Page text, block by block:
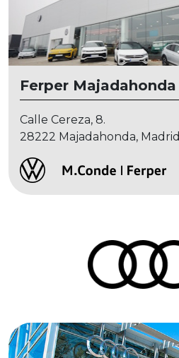
Ferper Majadahonda
Calle Cereza, 8.
28222 Majadahonda, Madrid